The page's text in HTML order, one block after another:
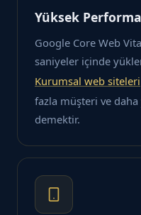
Yüksek
Google Core Web
saniyeler içinde
Kurumsal web siteleri
fazla müşteri ve daha
demektir.